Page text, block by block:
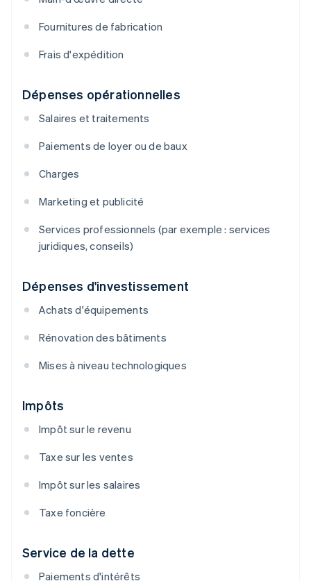
Fournitures de fabrication
Frais d'expédition
Dépenses opérationnelles
Salaires et traitements
Paiements de loyer ou de baux
Charges
Marketing et publicité
Services professionnels (par exemple : services
juridiques, conseils)
Dépenses d'investissement
Achats d'équipements
Rénovation des bâtiments
Mises à niveau technologiques
Impôts
Impôt sur le revenu
Taxe sur les ventes
Impôt sur les salaires
Taxe foncière
Service de la dette
Paiements d'intérêts